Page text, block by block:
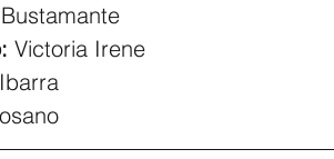
Victoria Irene